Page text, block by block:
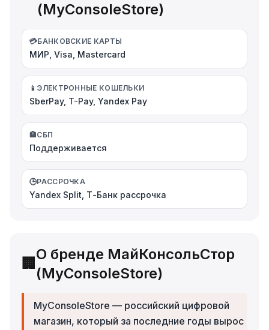
(MyConsoleStore)
💳БАНКОВСКИЕ КАРТЫ
МИР, Visa, Mastercard
📱 ЭЛЕКТРОННЫЕ КОШЕЛЬКИ
SberPay, T-Pay, Yandex Pay
🏦СБП
Поддерживается
🕒РАССРОЧКА
Yandex Split, Т-Банк рассрочка
🏢
О бренде МайКонсольСтор
(MyConsoleStore)
MyConsoleStore — российский цифровой
магазин, который за последние годы вырос